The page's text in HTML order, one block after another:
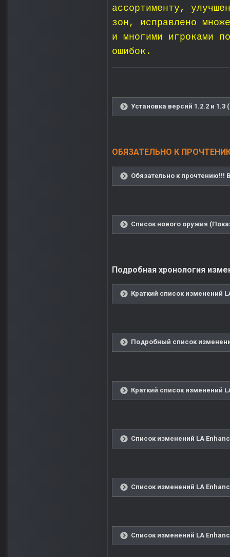
ассортименту,
зон, исправлено
и многими игроками
ошибок.
Установка версий 1.2.2 и 1.3
ОБЯЗАТЕЛЬНО К
Обязательно к
Список нового оружия
Подробная хронология
Краткий список изменений
Подробный список
Краткий список изменений
Список изменений LA
Список изменений LA
Список изменений LA